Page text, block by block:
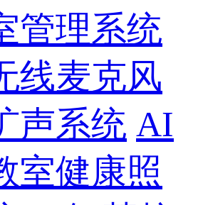
管理系统
线麦克风
声系统 AI
室健康照